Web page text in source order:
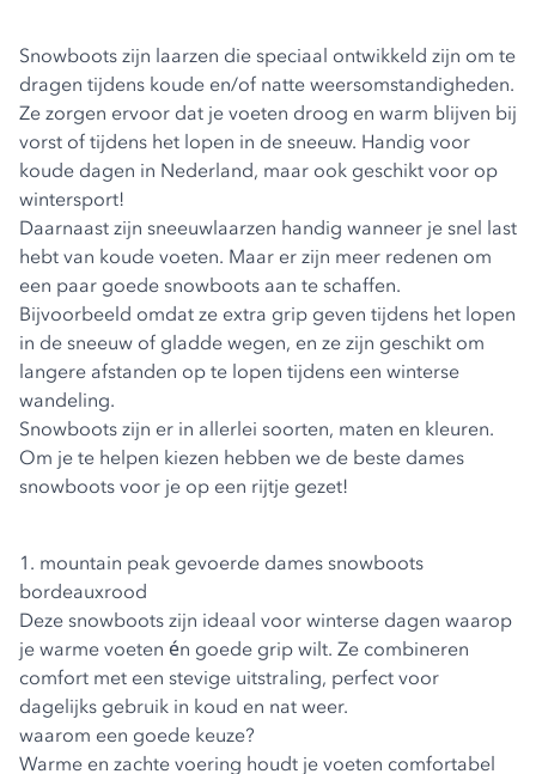
Snowboots zijn laarzen die speciaal ontwikkeld zijn om te
dragen tijdens koude en/of natte weersomstandigheden.
Ze zorgen ervoor dat je voeten droog en warm blijven bij
vorst of tijdens het lopen in de sneeuw. Handig voor
koude dagen in Nederland, maar ook geschikt voor op
wintersport!
Daarnaast zijn sneeuwlaarzen handig wanneer je snel last
hebt van koude voeten. Maar er zijn meer redenen om
een paar goede snowboots aan te schaffen.
Bijvoorbeeld omdat ze extra grip geven tijdens het lopen
in de sneeuw of gladde wegen, en ze zijn geschikt om
langere afstanden op te lopen tijdens een winterse
wandeling.
Snowboots zijn er in allerlei soorten, maten en kleuren.
Om je te helpen kiezen hebben we de beste dames
snowboots voor je op een rijtje gezet!
1. mountain peak gevoerde dames snowboots
bordeauxrood
Deze snowboots zijn ideaal voor winterse dagen waarop
je warme voeten én goede grip wilt. Ze combineren
comfort met een stevige uitstraling, perfect voor
dagelijks gebruik in koud en nat weer.
waarom een goede keuze?
Warme en zachte voering houdt je voeten comfortabel